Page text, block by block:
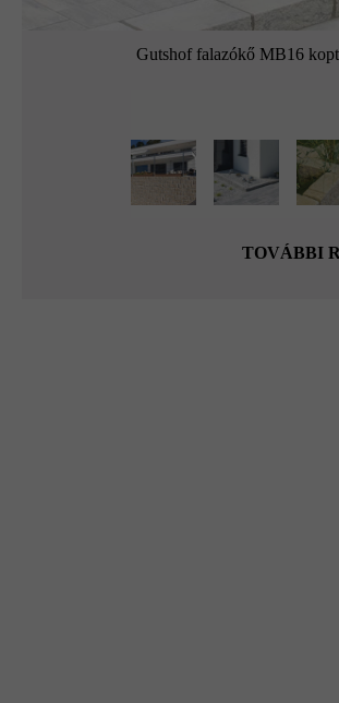
Gutshof falazókő MB16
TOVÁBBI